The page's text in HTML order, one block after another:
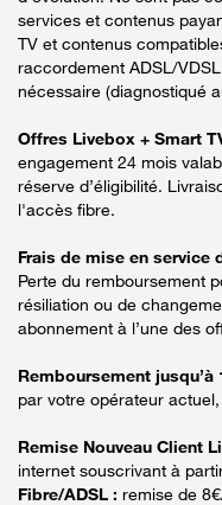
services et contenus
TV et contenus
raccordement ADSL/
nécessaire (diagnostiqué
Offres Livebox + Smart
engagement 24 mois
réserve d’éligibilité.
l'accès fibre.
Frais de mise en service
Perte du remboursement
résiliation ou de
abonnement à l’une des
Remboursement jusqu’à
par votre opérateur
Remise Nouveau Client
internet souscrivant à
Fibre/ADSL : remise de